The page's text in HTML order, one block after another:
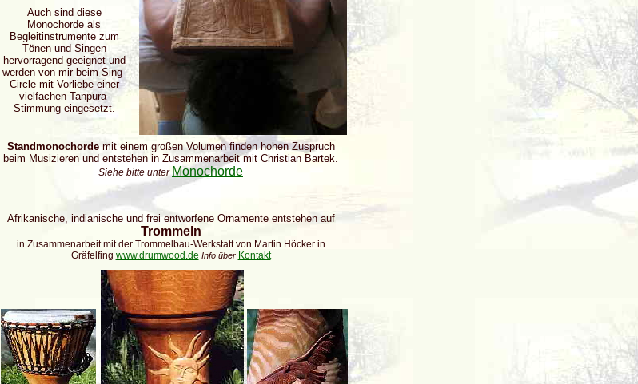
Auch sind diese
Monochorde als
Begleitinstrumente zum
Tönen und Singen
hervorragend geeignet und
werden von mir beim Sing-
Circle mit Vorliebe einer
vielfachen Tanpura-
Stimmung eingesetzt.
Standmonochordemit einem großen Volumen finden hohen Zuspruch
beim Musizieren und entstehen in Zusammenarbeit mit Christian Bartek.
Siehe bitte unter Monochorde
Afrikanische, indianische und frei entworfene Ornamente entstehen auf
Trommeln
in Zusammenarbeit mit der Trommelbau-Werkstatt von Martin Höcker in
Gräfelfing www.drumwood.de Info über Kontakt